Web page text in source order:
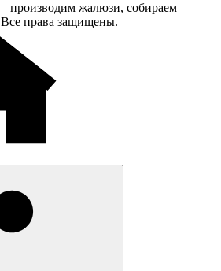
жалюзи, собираем
права защищены.